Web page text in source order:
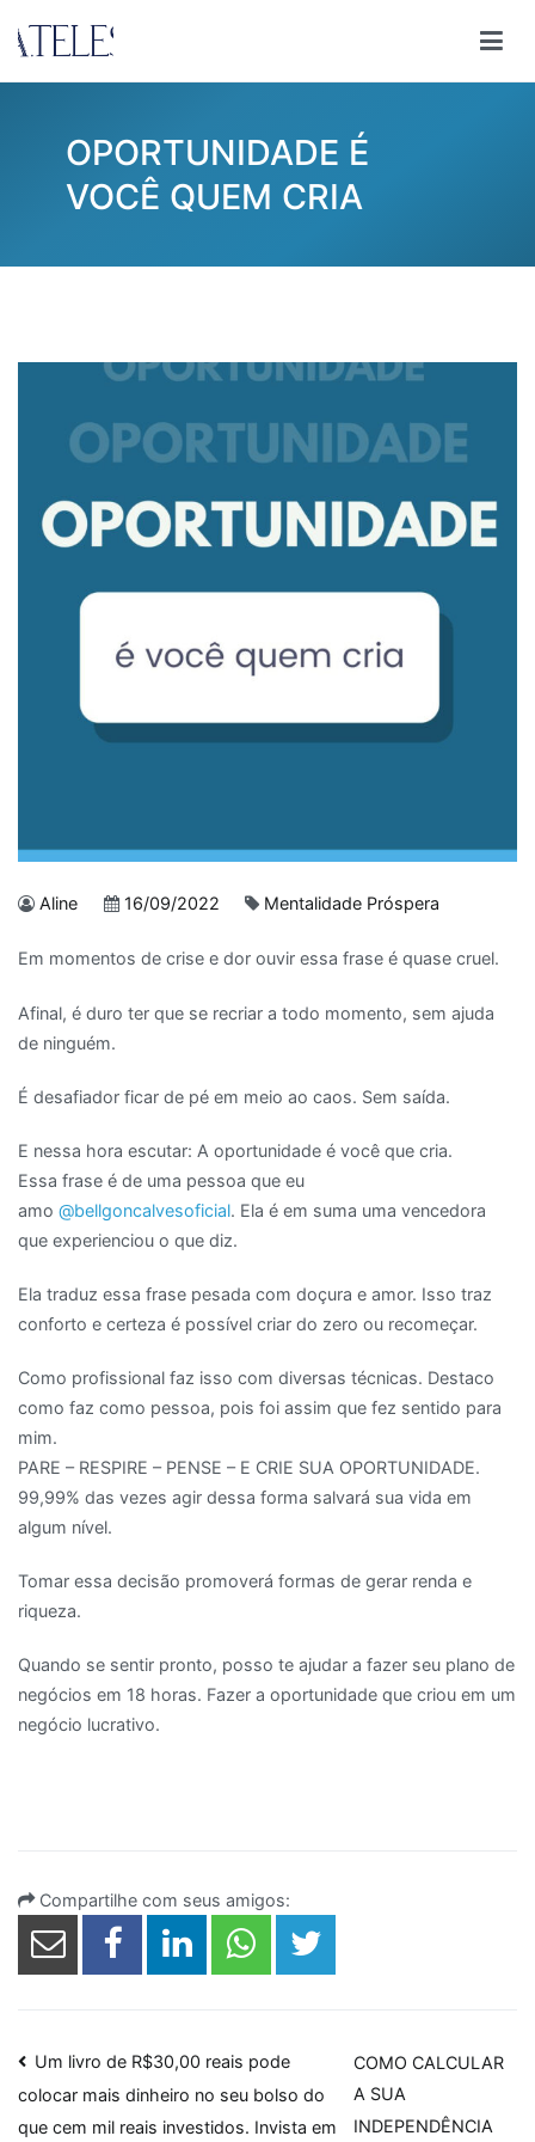
para
OPORTUNIDADE É
VOCÊ QUEM CRIA
Aline 16/09/2022 Mentalidade Próspera
Em momentos de crise e dor ouvir essa frase é quase cruel.
Afinal, é duro ter que se recriar a todo momento, sem ajuda
de ninguém.
É desafiador ficar de pé em meio ao caos. Sem saída.
E nessa hora escutar: A oportunidade é você que cria.
Essa frase é de uma pessoa que eu
amo @bellgoncalvesoficial. Ela é em suma uma vencedora
que experienciou o que diz.
Ela traduz essa frase pesada com doçura e amor. Isso traz
conforto e certeza é possível criar do zero ou recomeçar.
Como profissional faz isso com diversas técnicas. Destaco
como faz como pessoa, pois foi assim que fez sentido para
mim.
PARE – RESPIRE – PENSE – E CRIE SUA OPORTUNIDADE.
99,99% das vezes agir dessa forma salvará sua vida em
algum nível.
Tomar essa decisão promoverá formas de gerar renda e
riqueza.
Quando se sentir pronto, posso te ajudar a fazer seu plano de
negócios em 18 horas. Fazer a oportunidade que criou em um
negócio lucrativo.
Compartilhe com seus amigos:
Navegação
de
Um livro de R$30,00 reais pode
colocar mais dinheiro no seu bolso do
que cem mil reais investidos. Invista em
COMO CALCULAR
A SUA
INDEPENDÊNCIA